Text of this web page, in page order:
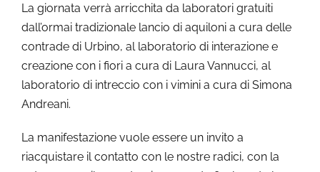
La giornata verrà arricchita da laboratori gratuiti
dall’ormai tradizionale lancio di aquiloni a cura delle
contrade di Urbino, al laboratorio di interazione e
creazione con i fiori a cura di Laura Vannucci, al
laboratorio di intreccio con i vimini a cura di Simona
Andreani.
La manifestazione vuole essere un invito a
riacquistare il contatto con le nostre radici, con la